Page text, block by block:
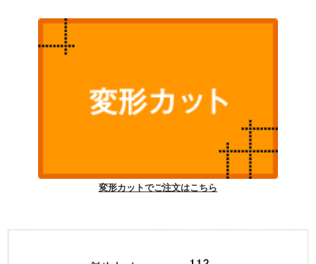
変形カットでご注文はこちら